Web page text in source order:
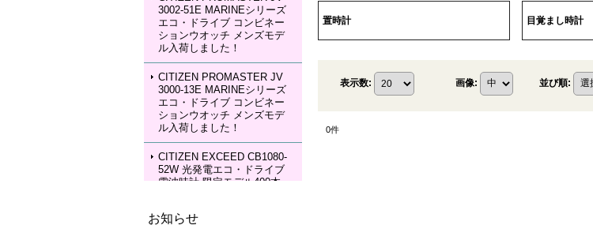
ました！
SEIKO LUKIA HEA003J LU
KIA Grow with DAICHI MIU
RA Limited Edition レディー
スモデル 入荷しました！
SEIKO LUKIA HEA004J LU
KIA Grow with DAICHI MIU
RA Limited Edition メカニカ
ルウォッチ レディースモデ
ル 入荷しました！
3002-51E MARINEシリーズ
エコ・ドライブ コンビネー
ションウオッチ メンズモデ
ル入荷しました！
CITIZEN PROMASTER JV
3000-13E MARINEシリーズ
エコ・ドライブ コンビネー
ションウオッチ メンズモデ
ル入荷しました！
CITIZEN EXCEED CB1080-
52W 光発電エコ・ドライブ
電波時計 限定モデル400本
お知らせ
置時計 目覚まし時計
表示数: 画像: 並び順:
0件